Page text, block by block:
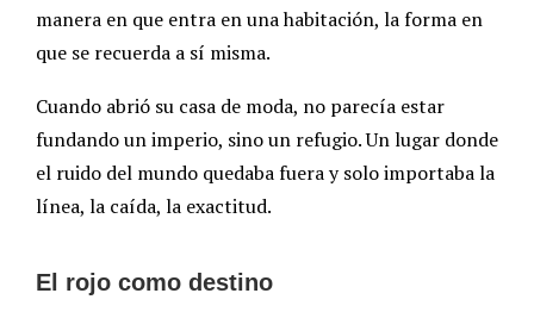
manera en que entra en una habitación, la forma en
que se recuerda a sí misma.
Cuando abrió su casa de moda, no parecía estar
fundando un imperio, sino un refugio. Un lugar donde
el ruido del mundo quedaba fuera y solo importaba la
línea, la caída, la exactitud.
El rojo como destino